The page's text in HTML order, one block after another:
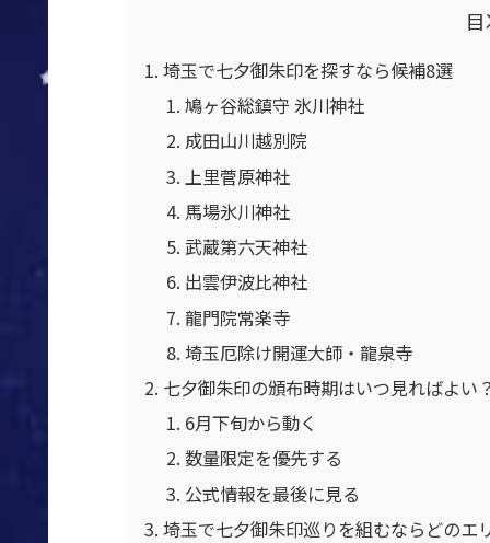
埼玉で七夕御朱印を探すなら候補8選
鳩ヶ谷総鎮守 氷川神社
成田山川越別院
上里菅原神社
馬場氷川神社
武蔵第六天神社
出雲伊波比神社
龍門院常楽寺
埼玉厄除け開運大師・龍泉寺
七夕御朱印の頒布時期はいつ見ればよい
6月下旬から動く
数量限定を優先する
公式情報を最後に見る
埼玉で七夕御朱印巡りを組むならどのエ